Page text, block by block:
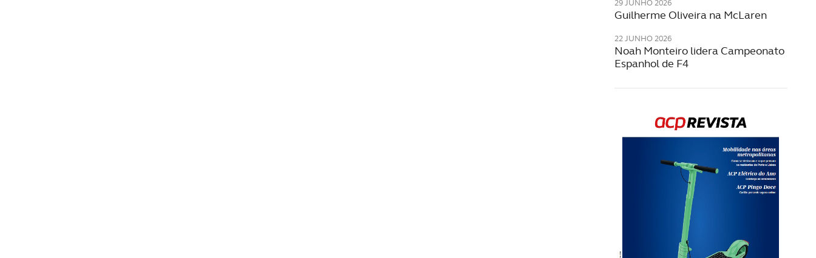
29 JUNHO 2026
Guilherme Oliveira na McLaren
22 JUNHO 2026
Noah Monteiro lidera Campeonato
Espanhol de F4